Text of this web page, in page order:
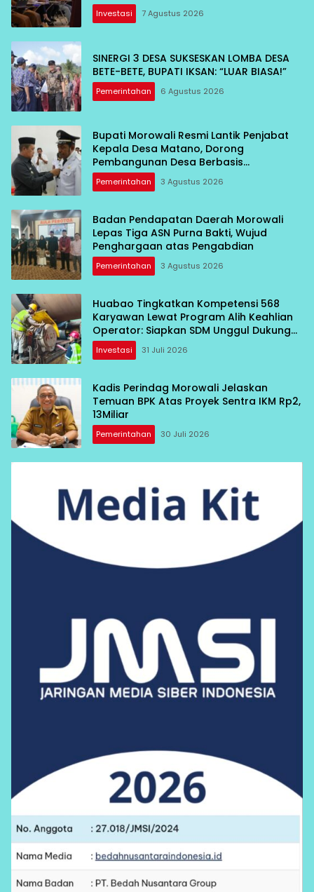
Investasi 7 Agustus 2026
SINERGI 3 DESA SUKSESKAN LOMBA DESA
BETE-BETE, BUPATI IKSAN: “LUAR BIASA!”
Pemerintahan 6 Agustus 2026
Bupati Morowali Resmi Lantik Penjabat
Kepala Desa Matano, Dorong
Pembangunan Desa Berbasis
Kebersamaan
Pemerintahan 3 Agustus 2026
Badan Pendapatan Daerah Morowali
Lepas Tiga ASN Purna Bakti, Wujud
Penghargaan atas Pengabdian
Pemerintahan 3 Agustus 2026
Huabao Tingkatkan Kompetensi 568
Karyawan Lewat Program Alih Keahlian
Operator: Siapkan SDM Unggul Dukung
Pertumbuhan Perusahaan
Investasi 31 Juli 2026
Kadis Perindag Morowali Jelaskan
Temuan BPK Atas Proyek Sentra IKM Rp2,
13Miliar
Pemerintahan 30 Juli 2026